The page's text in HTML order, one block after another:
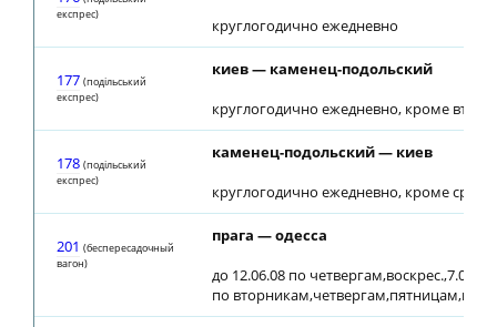
експрес)
круглогодично ежедневно
177 (подiльський
експрес)
киев — каменец-подольский
круглогодично ежедневно, кроме
178 (подiльський
експрес)
каменец-подольский — киев
круглогодично ежедневно, кроме среды
201 (беспересадочный
вагон)
прага — одесса
до 12.06.08 по
по